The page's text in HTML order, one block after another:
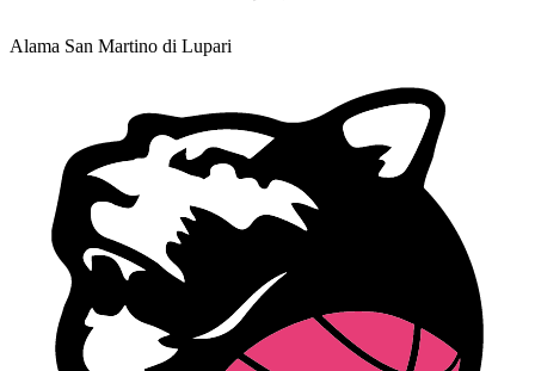
Alama San Martino di Lupari